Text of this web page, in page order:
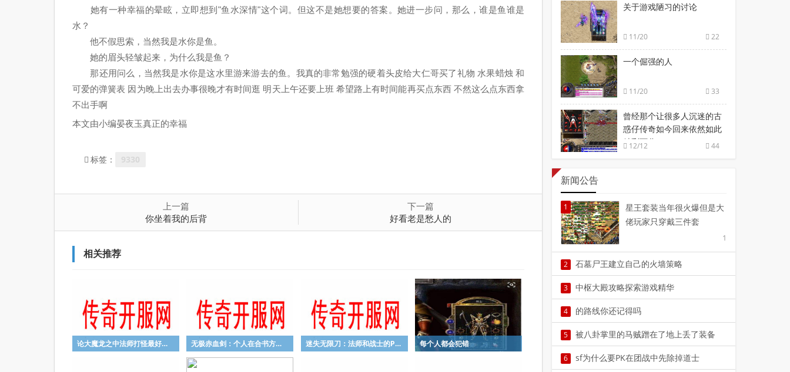
她有一种幸福的晕眩，立即想到"鱼水深情"这个词。但这不是她想要的答案。她进一步问，那么，谁是鱼谁是
水？
他不假思索，当然我是水你是鱼。
她的眉头轻皱起来，为什么我是鱼？
那还用问么，当然我是水你是这水里游来游去的鱼。我真的非常勉强的硬着头皮给大仁哥买了礼物 水果蜡烛 和
可爱的弹簧表 因为晚上出去办事很晚才有时间逛 明天上午还要上班 希望路上有时间能再买点东西 不然这么点东西拿
不出手啊
本文由小编晏夜玉真正的幸福
标签：
上一篇
你坐着我的后背
下一篇
好看老是愁人的
相关推荐
论大魔龙之中法师打怪最好用的技能 无极赤血剑：个人在合书方面上总结的一些经验 迷失无限刀：法师和战士的PK最需要注意什么 每个人都会犯错
关于游戏陋习的讨论
11/20 22
一个倔强的人
11/20 33
曾经那个让很多人沉迷的古
惑仔传奇如今回来依然如此
精彩万分
12/12 44
新闻公告
1
星王套装当年很火爆但是大
佬玩家只穿戴三件套
1
2 石墓尸王建立自己的火墙策略
3 中枢大殿攻略探索游戏精华
4 的路线你还记得吗
5 被八卦掌里的马贼蹭在了地上丢了装备
6 sf为什么要PK在团战中先除掉道士